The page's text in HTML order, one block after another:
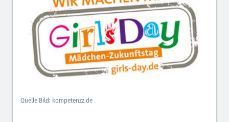
Quelle Bild: kompetenzz.de